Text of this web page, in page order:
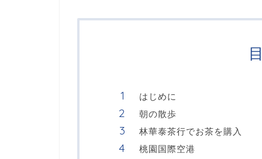
はじめに
朝の散歩
林華泰茶行でお茶を購入
桃園国際空港